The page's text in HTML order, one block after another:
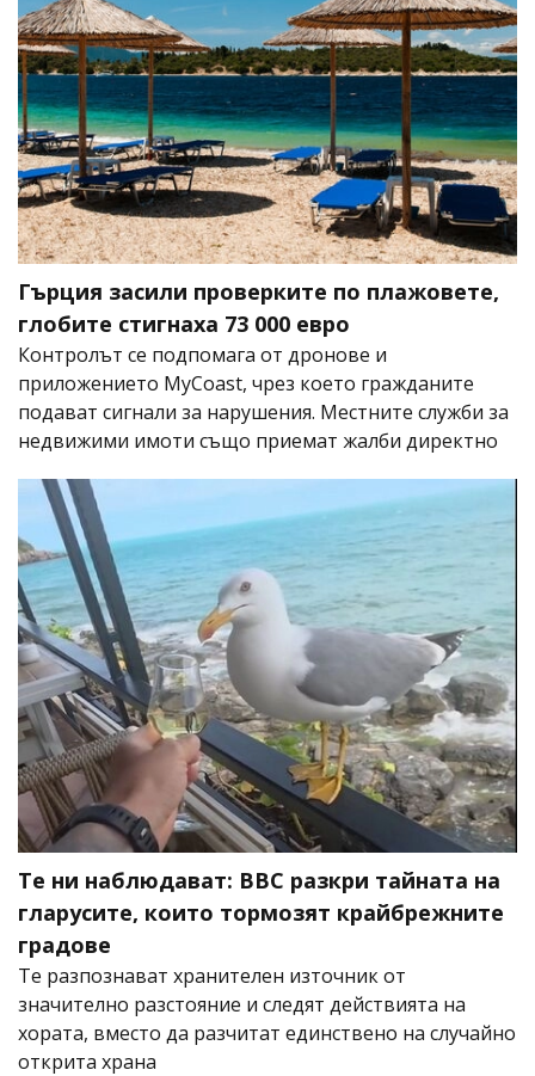
Гърция засили проверките по плажовете,
глобите стигнаха 73 000 евро
Контролът се подпомага от дронове и
приложението MyCoast, чрез което гражданите
подават сигнали за нарушения. Местните служби за
недвижими имоти също приемат жалби директно
Те ни наблюдават: BBC разкри тайната на
гларусите, които тормозят крайбрежните
градове
Те разпознават хранителен източник от
значително разстояние и следят действията на
хората, вместо да разчитат единствено на случайно
открита храна